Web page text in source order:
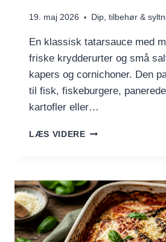
19. maj 2026 Dip, tilbehør &
En klassisk tatarsauce med
friske krydderurter og små
kapers og cornichoner. Den
til fisk, fiskeburgere,
kartofler eller…
LÆS VIDERETATARSAUCE